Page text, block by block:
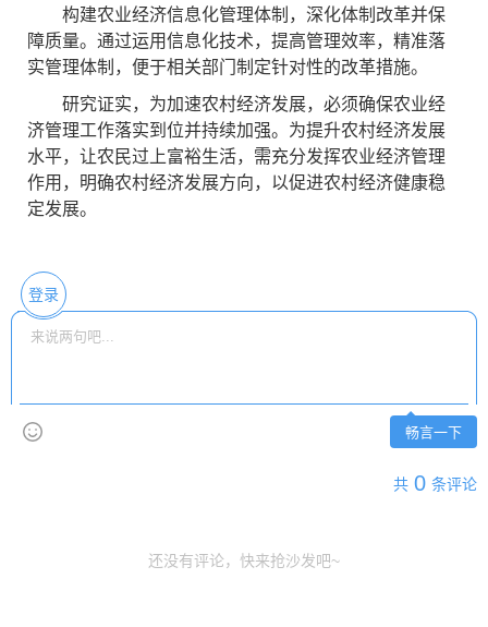
构建农业经济信息化管理体制，深化体制改革并保
障质量。通过运用信息化技术，提高管理效率，精准落
实管理体制，便于相关部门制定针对性的改革措施。
研究证实，为加速农村经济发展，必须确保农业经
济管理工作落实到位并持续加强。为提升农村经济发展
水平，让农民过上富裕生活，需充分发挥农业经济管理
作用，明确农村经济发展方向，以促进农村经济健康稳
定发展。
登录
畅言一下
共 0 条评论
还没有评论，快来抢沙发吧~